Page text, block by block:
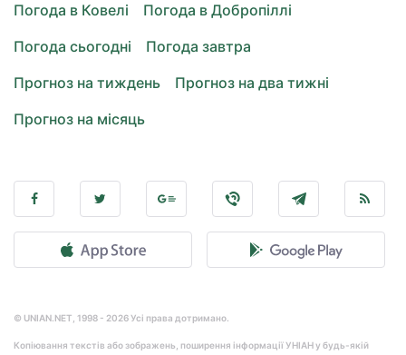
Погода в Ковелі
Погода в Добропіллі
Погода сьогодні
Погода завтра
Прогноз на тиждень
Прогноз на два тижні
Прогноз на місяць
© UNIAN.NET, 1998 - 2026 Усі права дотримано.
Копіювання текстів або зображень, поширення інформації УНІАН у будь-якій